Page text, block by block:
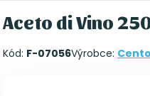
Aceto di Vino
Kód: F-07056Výrobce: